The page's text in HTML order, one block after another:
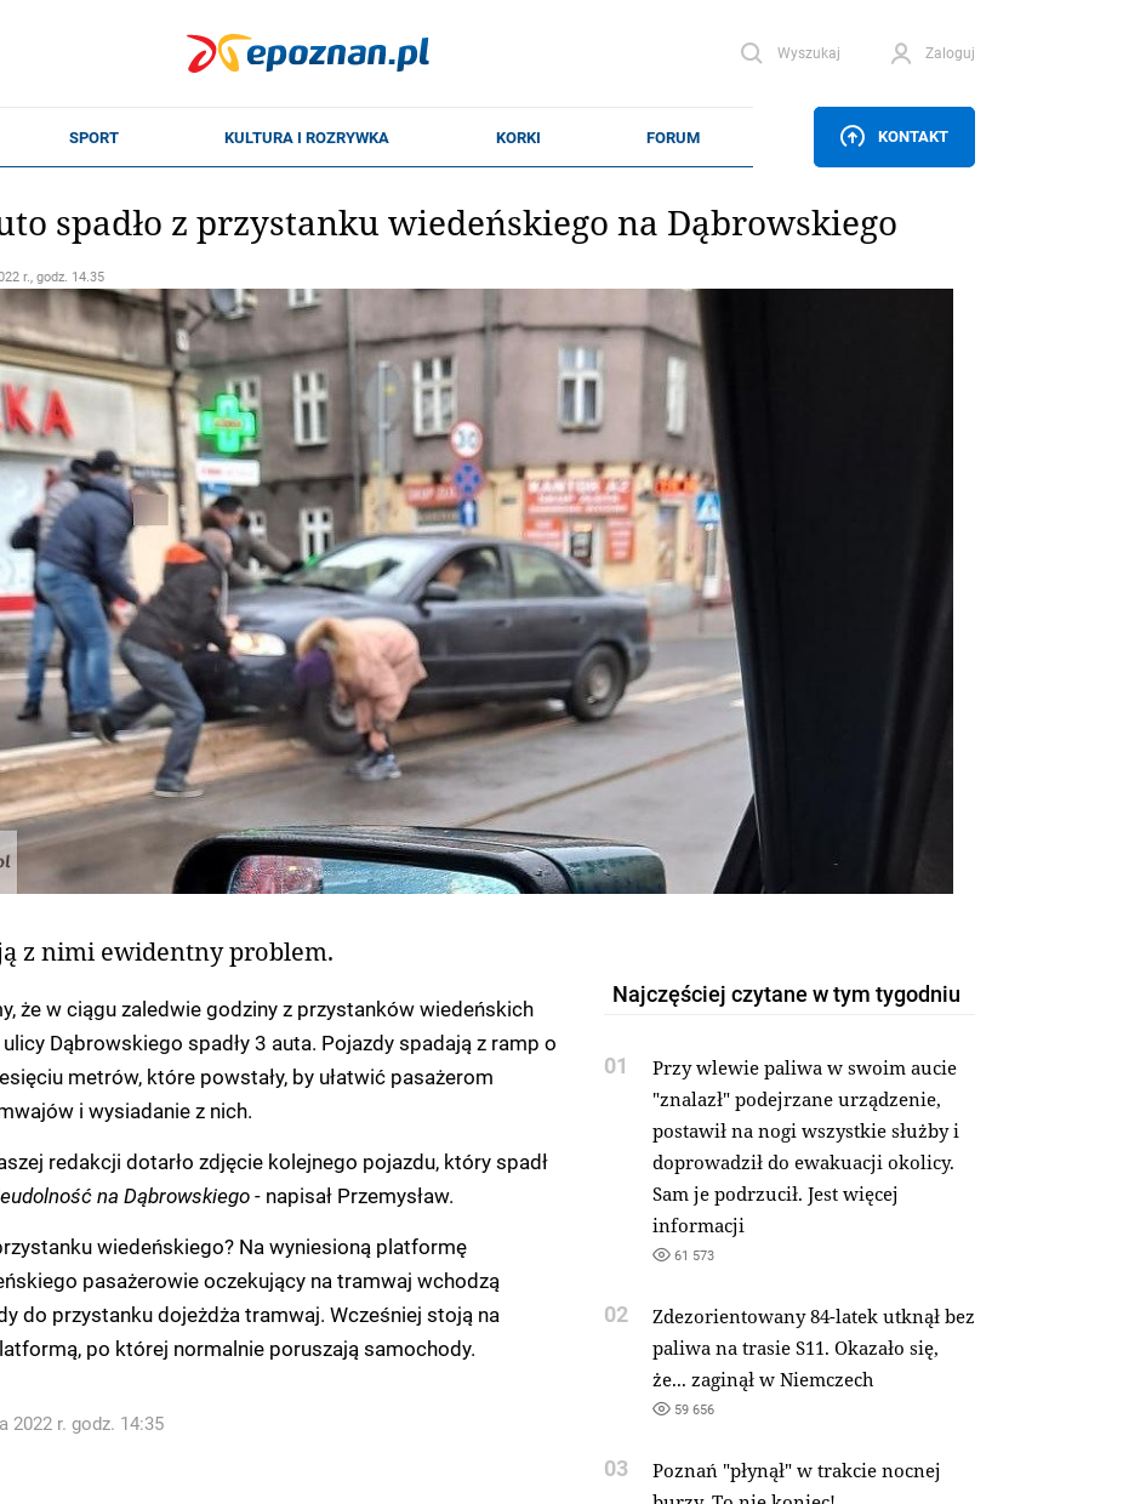
Wyszukaj Zaloguj
KONTAKT
spadło z przystanku wiedeńskiego na Dąbrowskiego
r., godz. 14.35
z nimi ewidentny problem.
że w ciągu zaledwie godziny z przystanków wiedeńskich
Dąbrowskiego spadły 3 auta. Pojazdy spadają z ramp o
metrów, które powstały, by ułatwić pasażerom
i wysiadanie z nich.
redakcji dotarło zdjęcie kolejnego pojazdu, który spadł
na Dąbrowskiego - napisał Przemysław.
wiedeńskiego? Na wyniesioną platformę
pasażerowie oczekujący na tramwaj wchodzą
do przystanku dojeżdża tramwaj. Wcześniej stoją na
po której normalnie poruszają samochody.
2022 r. godz. 14:35
Najczęściej czytane w tym tygodniu
01
Przy wlewie paliwa w swoim aucie
"znalazł" podejrzane urządzenie,
postawił na nogi wszystkie służby i
doprowadził do ewakuacji okolicy.
Sam je podrzucił. Jest więcej
informacji
61 573
02
Zdezorientowany 84-latek utknął bez
paliwa na trasie S11. Okazało się,
że... zaginął w Niemczech
59 656
03
Poznań "płynął" w trakcie nocnej